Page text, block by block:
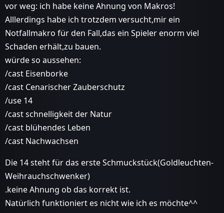
vor weg: ich habe keine Ahnung von Makros!
Alllerdings habe ich trotzdem versucht,mir ein
Notfallmakro für den Fall,das ein Spieler enorm viel
Schaden erhält,zu bauen.
würde so aussehen:
/cast Eisenborke
/cast Cenarischer Zauberschutz
/use 14
/cast schnelligkeit der Natur
/cast blühendes Leben
/cast Nachwachsen
Die 14 steht für das erste Schmuckstück(Goldleuchten-
Weihrauchschwenker)
.keine Ahnung ob das korrekt ist.
Natürlich funktioniert es nicht wie ich es möchte^^